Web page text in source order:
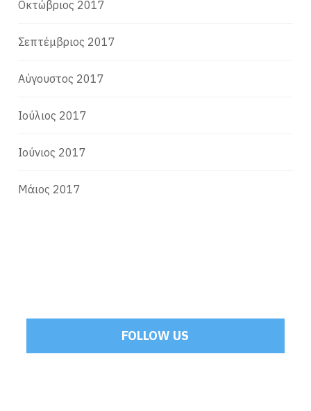
Οκτώβριος 2017
Σεπτέμβριος 2017
Αύγουστος 2017
Ιούλιος 2017
Ιούνιος 2017
Μάιος 2017
FOLLOW US